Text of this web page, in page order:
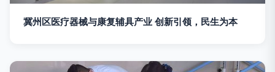
冀州区医疗器械与康复辅具产业 创新引领，民生为本